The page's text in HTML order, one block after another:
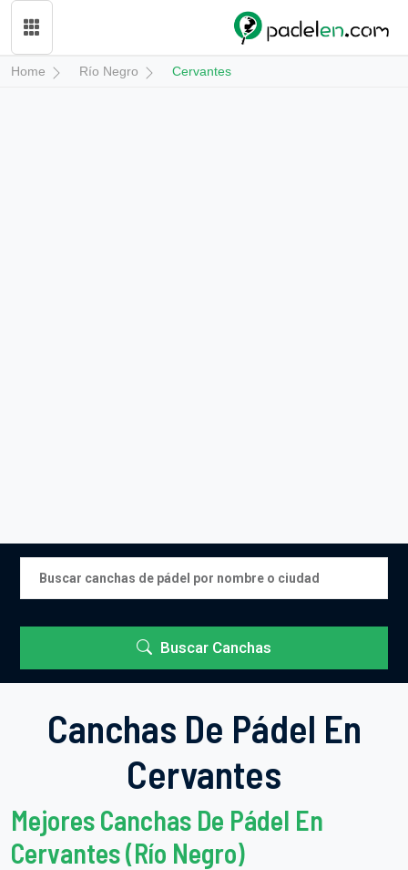
Home Río Negro Cervantes
Buscar Canchas
Canchas De Pádel En
Cervantes
Mejores Canchas De Pádel En
Cervantes (Río Negro)